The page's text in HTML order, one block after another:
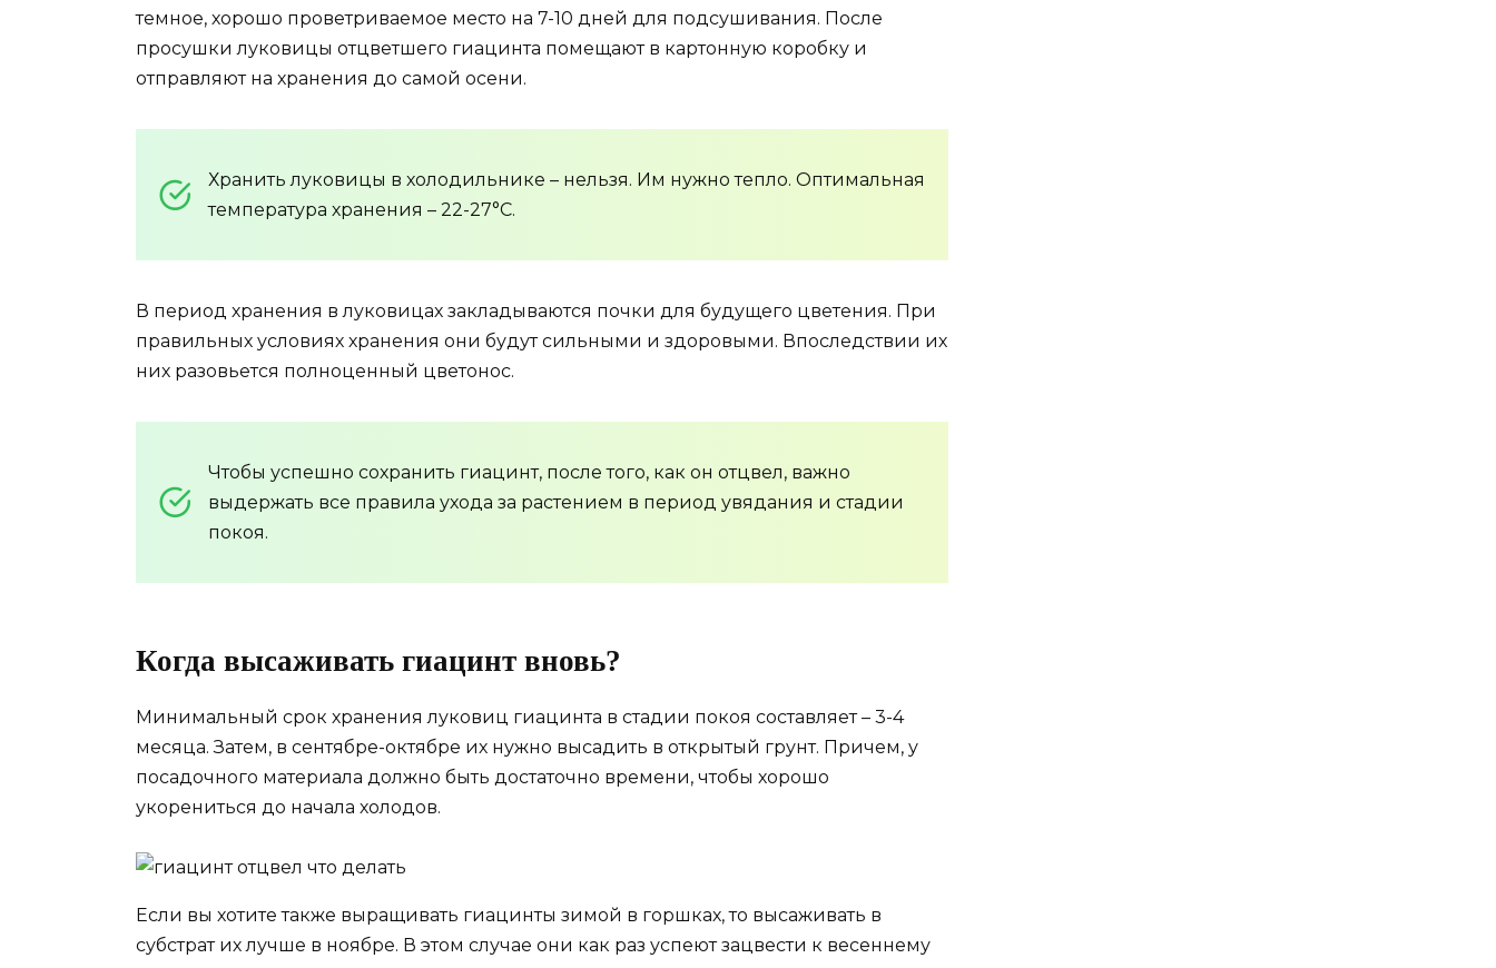
темное, хорошо проветриваемое место на 7-10 дней для подсушивания. После
просушки луковицы отцветшего гиацинта помещают в картонную коробку и
отправляют на хранения до самой осени.
Хранить луковицы в холодильнике – нельзя. Им нужно тепло. Оптимальная
температура хранения – 22-27°С.
В период хранения в луковицах закладываются почки для будущего цветения. При
правильных условиях хранения они будут сильными и здоровыми. Впоследствии их
них разовьется полноценный цветонос.
Чтобы успешно сохранить гиацинт, после того, как он отцвел, важно
выдержать все правила ухода за растением в период увядания и стадии
покоя.
Когда высаживать гиацинт вновь?
Минимальный срок хранения луковиц гиацинта в стадии покоя составляет – 3-4
месяца. Затем, в сентябре-октябре их нужно высадить в открытый грунт. Причем, у
посадочного материала должно быть достаточно времени, чтобы хорошо
укорениться до начала холодов.
Если вы хотите также выращивать гиацинты зимой в горшках, то высаживать в
субстрат их лучше в ноябре. В этом случае они как раз успеют зацвести к весеннему